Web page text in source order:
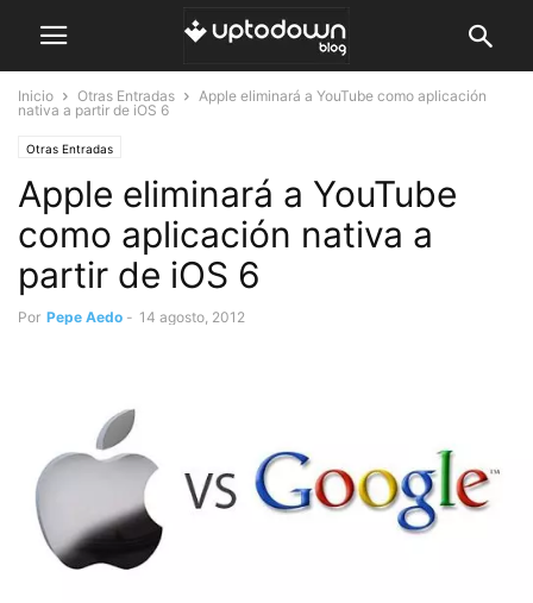
Inicio Otras Entradas
Apple eliminará a YouTube como aplicación
nativa a partir de iOS 6
Otras Entradas
Apple eliminará a YouTube
como aplicación nativa a
partir de iOS 6
Por Pepe Aedo - 14 agosto, 2012